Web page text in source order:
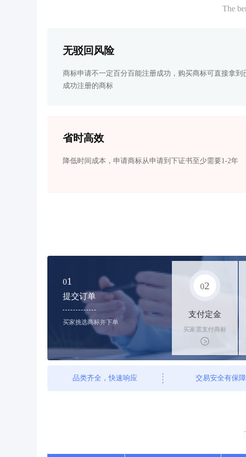
The
无驳回风险
商标申请不一定百分百能注册成功，购买商标可直接拿到
成功注册的商标
省时高效
降低时间成本，申请商标从申请到下证书至少需要1-2年
01
提交订单
买家挑选商标并下单
02
支付定金
买家需支付商标
标价的10%的购
买订金
品类齐全，快速响应 交易安全有保障